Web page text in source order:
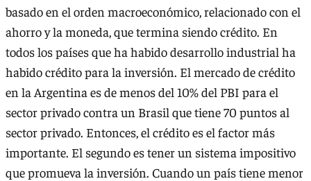
basado en el orden macroeconómico, relacionado con el
ahorro y la moneda, que termina siendo crédito. En
todos los países que ha habido desarrollo industrial ha
habido crédito para la inversión. El mercado de crédito
en la Argentina es de menos del 10% del PBI para el
sector privado contra un Brasil que tiene 70 puntos al
sector privado. Entonces, el crédito es el factor más
importante. El segundo es tener un sistema impositivo
que promueva la inversión. Cuando un país tiene menor